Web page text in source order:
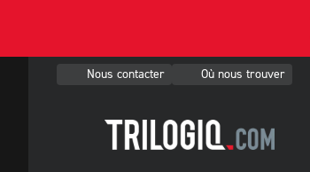
Nous contacter Où nous trouver